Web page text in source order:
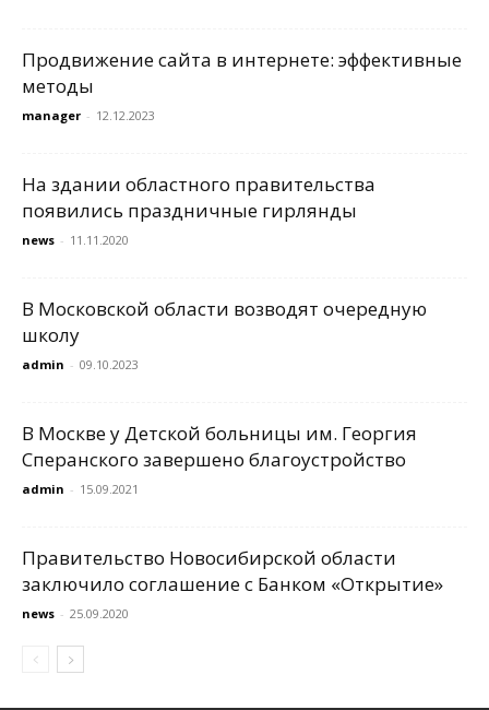
Продвижение сайта в интернете: эффективные
методы
manager - 12.12.2023
На здании областного правительства
появились праздничные гирлянды
news - 11.11.2020
В Московской области возводят очередную
школу
admin - 09.10.2023
В Москве у Детской больницы им. Георгия
Сперанского завершено благоустройство
admin - 15.09.2021
Правительство Новосибирской области
заключило соглашение с Банком «Открытие»
news - 25.09.2020